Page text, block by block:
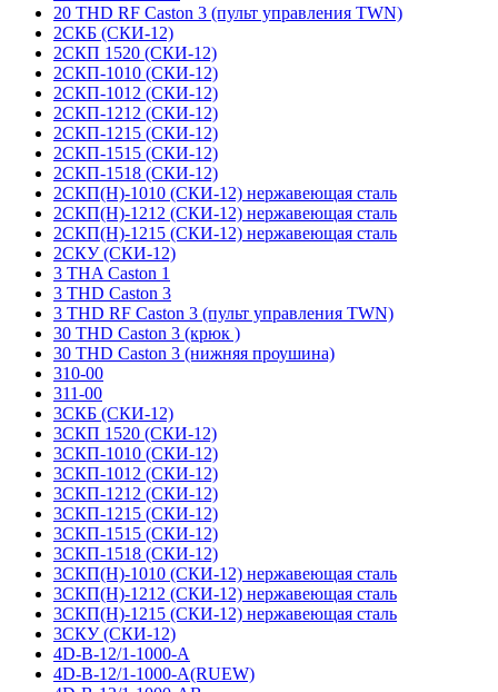
20 THD RF Caston 3 (пульт управления TWN)
2СКБ (СКИ-12)
2СКП 1520 (СКИ-12)
2СКП-1010 (СКИ-12)
2СКП-1012 (СКИ-12)
2СКП-1212 (СКИ-12)
2СКП-1215 (СКИ-12)
2СКП-1515 (СКИ-12)
2СКП-1518 (СКИ-12)
2СКП(Н)-1010 (СКИ-12) нержавеющая сталь
2СКП(Н)-1212 (СКИ-12) нержавеющая сталь
2СКП(Н)-1215 (СКИ-12) нержавеющая сталь
2СКУ (СКИ-12)
3 THA Caston 1
3 THD Caston 3
3 THD RF Caston 3 (пульт управления TWN)
30 THD Caston 3 (крюк )
30 THD Caston 3 (нижняя проушина)
310-00
311-00
3СКБ (СКИ-12)
3СКП 1520 (СКИ-12)
3СКП-1010 (СКИ-12)
3СКП-1012 (СКИ-12)
3СКП-1212 (СКИ-12)
3СКП-1215 (СКИ-12)
3СКП-1515 (СКИ-12)
3СКП-1518 (СКИ-12)
3СКП(Н)-1010 (СКИ-12) нержавеющая сталь
3СКП(Н)-1212 (СКИ-12) нержавеющая сталь
3СКП(Н)-1215 (СКИ-12) нержавеющая сталь
3СКУ (СКИ-12)
4D-B-12/1-1000-A
4D-B-12/1-1000-A(RUEW)